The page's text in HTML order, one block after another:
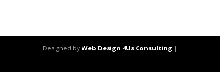
Designed byWeb Design 4Us Consulting |